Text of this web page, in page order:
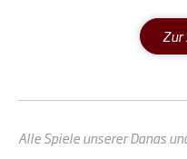
Zur
Alle Spiele unserer Danas